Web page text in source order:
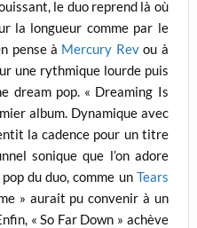
le duo reprend là où
la longueur comme par le
pense à Mercury Revou à
une rythmique lourde puis
dream pop. « Dreaming Is
album. Dynamique avec
la cadence pour un titre
sonique que l’on adore
du duo, comme un Tears
» aurait pu convenir à un
« So Far Down » achève